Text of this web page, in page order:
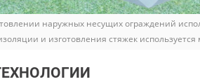
наружных несущих ограждений
и изготовления стяжек